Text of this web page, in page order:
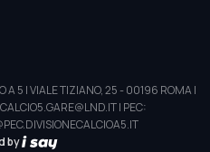
A 5 | VIALE TIZIANO, 25 - 00196 ROMA |
| PEC:
by